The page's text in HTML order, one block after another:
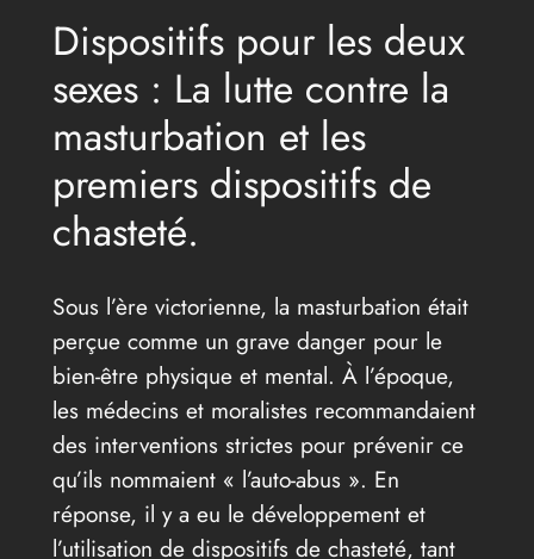
Dispositifs pour les deux
sexes : La lutte contre la
masturbation et les
premiers dispositifs de
chasteté.
Sous l’ère victorienne, la masturbation était
perçue comme un grave danger pour le
bien-être physique et mental. À l’époque,
les médecins et moralistes recommandaient
des interventions strictes pour prévenir ce
qu’ils nommaient « l’auto-abus ». En
réponse, il y a eu le développement et
l’utilisation de dispositifs de chasteté, tant